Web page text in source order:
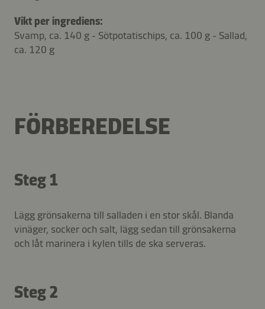
Vikt per ingrediens:
Svamp, ca. 140 g - Sötpotatischips, ca. 100 g - Sallad,
ca. 120 g
FÖRBEREDELSE
Steg 1
Lägg grönsakerna till salladen i en stor skål. Blanda
vinäger, socker och salt, lägg sedan till grönsakerna
och låt marinera i kylen tills de ska serveras.
Steg 2